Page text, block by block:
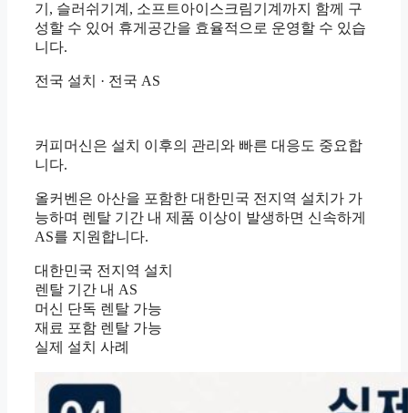
기, 슬러쉬기계, 소프트아이스크림기계까지 함께 구
성할 수 있어 휴게공간을 효율적으로 운영할 수 있습
니다.
전국 설치 · 전국 AS
커피머신은 설치 이후의 관리와 빠른 대응도 중요합
니다.
올커벤은 아산을 포함한 대한민국 전지역 설치가 가
능하며 렌탈 기간 내 제품 이상이 발생하면 신속하게
AS를 지원합니다.
대한민국 전지역 설치
렌탈 기간 내 AS
머신 단독 렌탈 가능
재료 포함 렌탈 가능
실제 설치 사례